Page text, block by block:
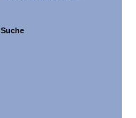
Suche